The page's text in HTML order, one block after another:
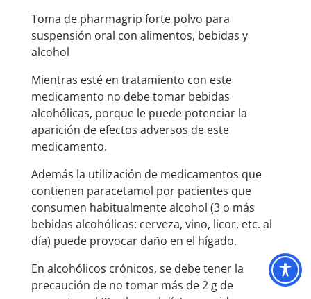
Toma de pharmagrip forte polvo para
suspensión oral con alimentos, bebidas y
alcohol
Mientras esté en tratamiento con este
medicamento no debe tomar bebidas
alcohólicas, porque le puede potenciar la
aparición de efectos adversos de este
medicamento.
Además la utilización de medicamentos que
contienen paracetamol por pacientes que
consumen habitualmente alcohol (3 o más
bebidas alcohólicas: cerveza, vino, licor, etc. al
día) puede provocar daño en el hígado.
En alcohólicos crónicos, se debe tener la
precaución de no tomar más de 2 g de